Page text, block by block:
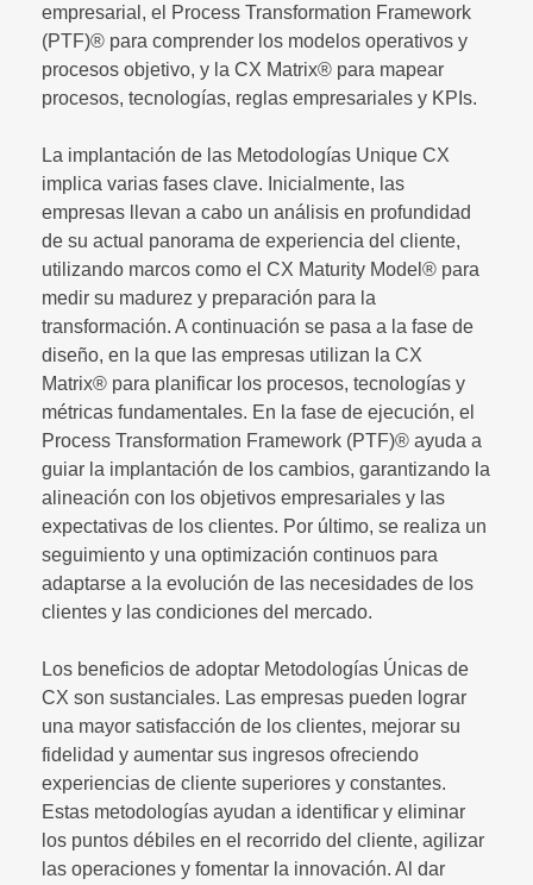
empresarial, el Process Transformation Framework
(PTF)® para comprender los modelos operativos y
procesos objetivo, y la CX Matrix® para mapear
procesos, tecnologías, reglas empresariales y KPIs.
La implantación de las Metodologías Unique CX
implica varias fases clave. Inicialmente, las
empresas llevan a cabo un análisis en profundidad
de su actual panorama de experiencia del cliente,
utilizando marcos como el CX Maturity Model® para
medir su madurez y preparación para la
transformación. A continuación se pasa a la fase de
diseño, en la que las empresas utilizan la CX
Matrix® para planificar los procesos, tecnologías y
métricas fundamentales. En la fase de ejecución, el
Process Transformation Framework (PTF)® ayuda a
guiar la implantación de los cambios, garantizando la
alineación con los objetivos empresariales y las
expectativas de los clientes. Por último, se realiza un
seguimiento y una optimización continuos para
adaptarse a la evolución de las necesidades de los
clientes y las condiciones del mercado.
Los beneficios de adoptar Metodologías Únicas de
CX son sustanciales. Las empresas pueden lograr
una mayor satisfacción de los clientes, mejorar su
fidelidad y aumentar sus ingresos ofreciendo
experiencias de cliente superiores y constantes.
Estas metodologías ayudan a identificar y eliminar
los puntos débiles en el recorrido del cliente, agilizar
las operaciones y fomentar la innovación. Al dar